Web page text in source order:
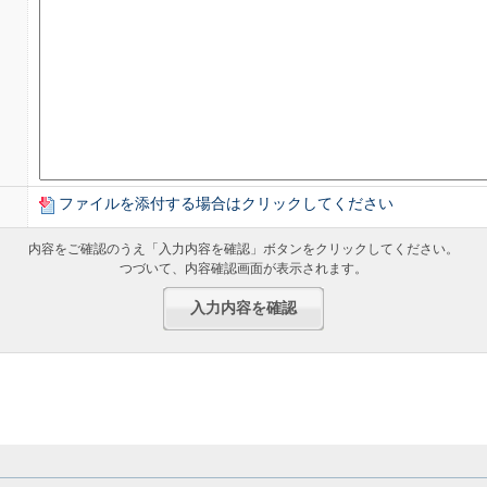
と取り扱いについて
に対して、適切に回答を準備し、ご回答を差し上げる目的の範囲内
す。
せに関しては、回答後速やかに案件（個人情報含む）を削除させてい
が定める個人情報保護方針に従い、適切に管理いたします。
ファイルを添付する場合はクリックしてください
内容をご確認のうえ「入力内容を確認」ボタンをクリックしてください。
つづいて、内容確認画面が表示されます。